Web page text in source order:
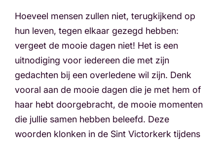
Hoeveel mensen zullen niet, terugkijkend op
hun leven, tegen elkaar gezegd hebben:
vergeet de mooie dagen niet! Het is een
uitnodiging voor iedereen die met zijn
gedachten bij een overledene wil zijn. Denk
vooral aan de mooie dagen die je met hem of
haar hebt doorgebracht, de mooie momenten
die jullie samen hebben beleefd. Deze
woorden klonken in de Sint Victorkerk tijdens